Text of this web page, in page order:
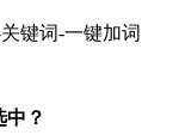
键词-一键加词
中？